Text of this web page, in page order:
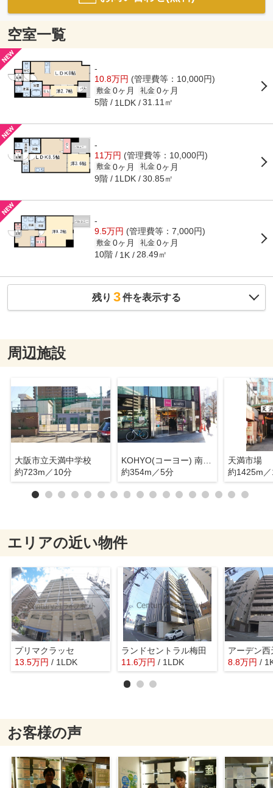
空室一覧
-
10.8万円 (管理費等：10,000円)
敷金 0ヶ月 礼金 0ヶ月
5階 1LDK 31.11㎡
-
11万円 (管理費等：10,000円)
敷金 0ヶ月 礼金 0ヶ月
9階 1LDK 30.85㎡
-
9.5万円 (管理費等：7,000円)
敷金 0ヶ月 礼金 0ヶ月
10階 1K 28.49㎡
残り 3件を表示する
周辺施設
大阪市立天満中学校
約723m／10分
KOHYO(コーヨー) 南森町店
約354m／5分
天満市場
約1425m
エリアの近い物件
プリマクラッセ
13.5万円 / 1LDK
ランドセントラル梅田
11.6万円 / 1LDK
アーデン西
8.8万円 /
お客様の声